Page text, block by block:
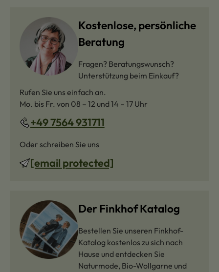
Kostenlose, persönliche
Beratung
Fragen? Beratungswunsch?
Unterstützung beim Einkauf?
Rufen Sie uns einfach an.
Mo. bis Fr. von 08 – 12 und 14 – 17 Uhr
+49 7564 931711
Oder schreiben Sie uns
[email protected]
Der Finkhof Katalog
Bestellen Sie unseren Finkhof-
Katalog kostenlos zu sich nach
Hause und entdecken Sie
Naturmode, Bio-Wollgarne und